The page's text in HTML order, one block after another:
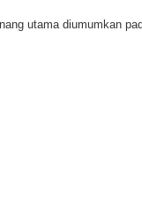
utama diumumkan